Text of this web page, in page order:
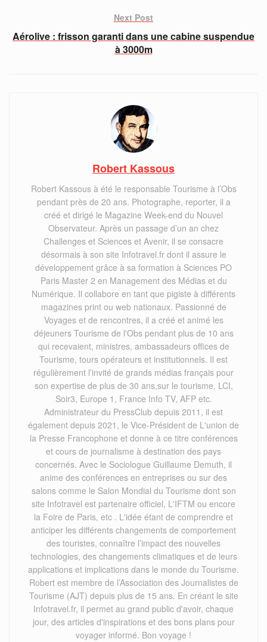
Next Post
Aérolive : frisson garanti dans une cabine suspendue
à 3000m
Robert Kassous
Robert Kassous à été le responsable Tourisme à l’Obs
pendant près de 20 ans. Photographe, reporter, il a
créé et dirigé le Magazine Week-end du Nouvel
Observateur. Après un passage d’un an chez
Challenges et Sciences et Avenir, il se consacre
désormais à son site Infotravel.fr dont il assure le
développement grâce à sa formation à Sciences PO
Paris Master 2 en Management des Médias et du
Numérique. Il collabore en tant que pigiste à différents
magazines print ou web nationaux. Passionné de
Voyages et de rencontres, il a créé et animé les
déjeuners Tourisme de l'Obs pendant plus de 10 ans
qui recevaient, ministres, ambassadeurs offices de
Tourisme, tours opérateurs et institutionnels. Il est
régulièrement l’invité de grands médias français pour
son expertise de plus de 30 ans,sur le tourisme, LCI,
Soir3, Europe 1, France Info TV, AFP etc.
Administrateur du PressClub depuis 2011, il est
également depuis 2021, le Vice-Président de L'union de
la Presse Francophone et donne à ce titre conférences
et cours de journalisme à destination des pays
concernés. Avec le Sociologue Guillaume Demuth, il
anime des conférences en entreprises ou sur des
salons comme le Salon Mondial du Tourisme dont son
site Infotravel est partenaire officiel, L'IFTM ou encore
la Foire de Paris, etc . L'idée étant de comprendre et
anticiper les différents changements de comportement
des touristes, connaître l’impact des nouvelles
technologies, des changements climatiques et de leurs
applications et implications dans le monde du Tourisme.
Robert est membre de l’Association des Journalistes de
Tourisme (AJT) depuis plus de 15 ans. En créant le site
Infotravel.fr, il permet au grand public d'avoir, chaque
jour, des articles d'inspirations et des bons plans pour
voyager informé. Bon voyage !